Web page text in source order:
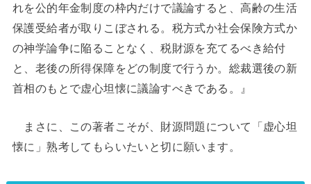
れを公的年金制度の枠内だけで議論すると、高齢の生活
保護受給者が取りこぼされる。税方式か社会保険方式か
の神学論争に陥ることなく、税財源を充てるべき給付
と、老後の所得保障をどの制度で行うか。総裁選後の新
首相のもとで虚心坦懐に議論すべきである。』
まさに、この著者こそが、財源問題について「虚心坦
懐に」熟考してもらいたいと切に願います。